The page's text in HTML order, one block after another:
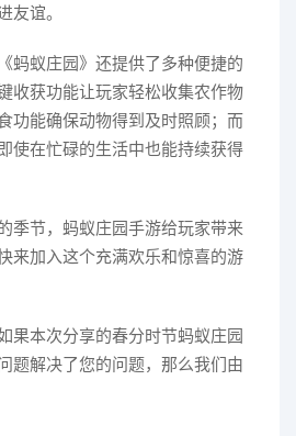
友谊。
蚂蚁庄园》还提供了多种便捷的
收获功能让玩家轻松收集农作物
功能确保动物得到及时照顾；而
使在忙碌的生活中也能持续获得
季节，蚂蚁庄园手游给玩家带来
来加入这个充满欢乐和惊喜的游
果本次分享的春分时节蚂蚁庄园
题解决了您的问题，那么我们由